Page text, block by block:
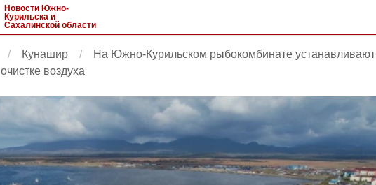
Новости Южно-
Курильска и
Сахалинской области
Кунашир
На Южно-Курильском рыбокомбинате устанавливают
воздуха